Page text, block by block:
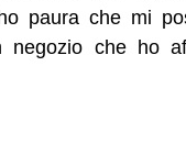
paura che mi
che ho